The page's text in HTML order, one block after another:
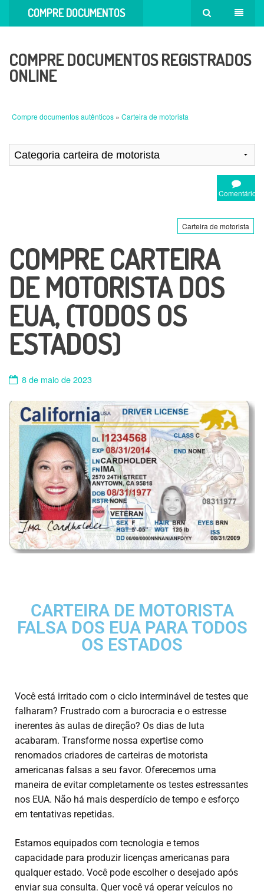
COMPRE DOCUMENTOS
COMPRE DOCUMENTOS REGISTRADOS
ONLINE
Compre documentos autênticos » Carteira de motorista
Comentário
Carteira de motorista
COMPRE CARTEIRA
DE MOTORISTA DOS
EUA, (TODOS OS
ESTADOS)
8 de maio de 2023
CARTEIRA DE MOTORISTA
FALSA DOS EUA PARA TODOS
OS ESTADOS
Você está irritado com o ciclo interminável de testes que
falharam? Frustrado com a burocracia e o estresse
inerentes às aulas de direção? Os dias de luta
acabaram. Transforme nossa expertise como
renomados criadores de carteiras de motorista
americanas falsas a seu favor. Oferecemos uma
maneira de evitar completamente os testes estressantes
nos EUA. Não há mais desperdício de tempo e esforço
em tentativas repetidas.
Estamos equipados com tecnologia e temos
capacidade para produzir licenças americanas para
qualquer estado. Você pode escolher o desejado após
enviar sua consulta. Quer você vá operar veículos no